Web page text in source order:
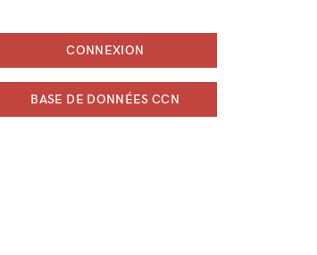
CONNEXION
BASE DE DONNÉES CCN